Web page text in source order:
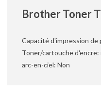
Brother Toner
Capacité d'impression de
Toner/cartouche
arc-en-ciel: Non